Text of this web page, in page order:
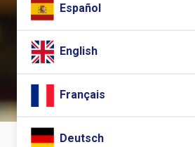
Español
English
Français
Deutsch